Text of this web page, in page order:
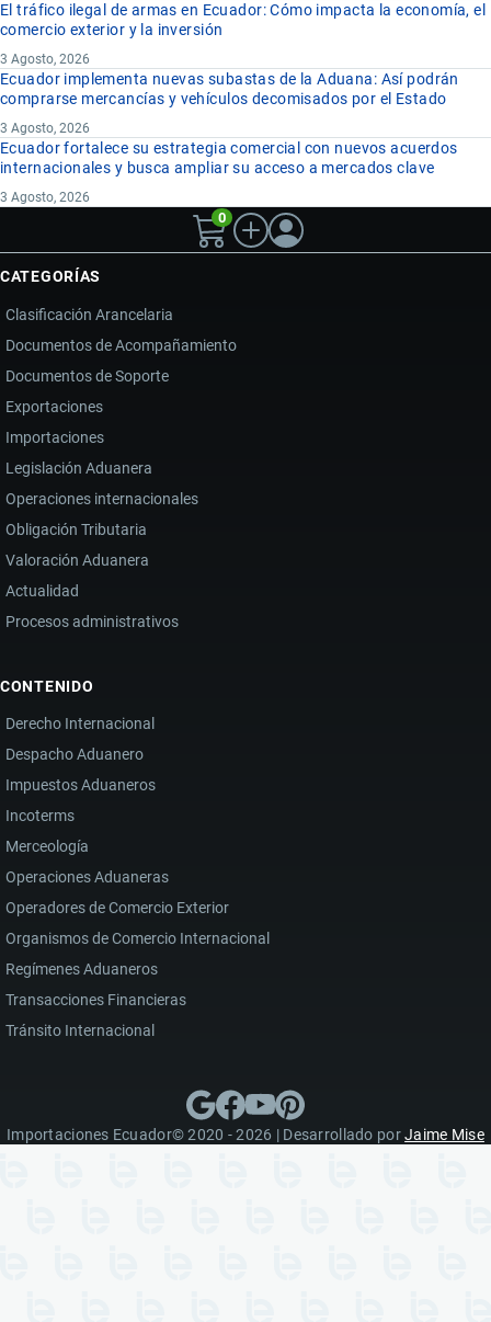
El tráfico ilegal de armas en Ecuador: Cómo impacta la economía, el
comercio exterior y la inversión
3 Agosto, 2026
Ecuador implementa nuevas subastas de la Aduana: Así podrán
comprarse mercancías y vehículos decomisados por el Estado
3 Agosto, 2026
Ecuador fortalece su estrategia comercial con nuevos acuerdos
internacionales y busca ampliar su acceso a mercados clave
3 Agosto, 2026
0
CATEGORÍAS
Clasificación Arancelaria
Documentos de Acompañamiento
Documentos de Soporte
Exportaciones
Importaciones
Legislación Aduanera
Operaciones internacionales
Obligación Tributaria
Valoración Aduanera
Actualidad
Procesos administrativos
CONTENIDO
Derecho Internacional
Despacho Aduanero
Impuestos Aduaneros
Incoterms
Merceología
Operaciones Aduaneras
Operadores de Comercio Exterior
Organismos de Comercio Internacional
Regímenes Aduaneros
Transacciones Financieras
Tránsito Internacional
Importaciones Ecuador© 2020 - 2026 | Desarrollado porJaime Mise